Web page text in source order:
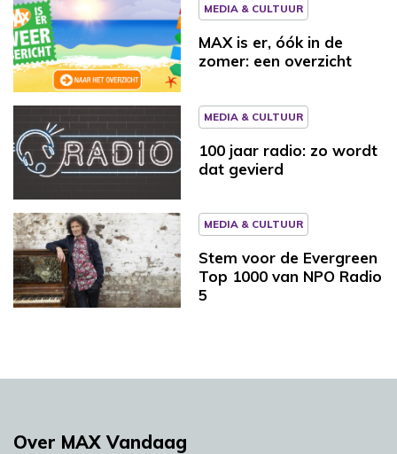
MEDIA & CULTUUR
MAX is er, óók in de
zomer: een overzicht
MEDIA & CULTUUR
100 jaar radio: zo wordt
dat gevierd
MEDIA & CULTUUR
Stem voor de Evergreen
Top 1000 van NPO Radio
5
Over MAX Vandaag